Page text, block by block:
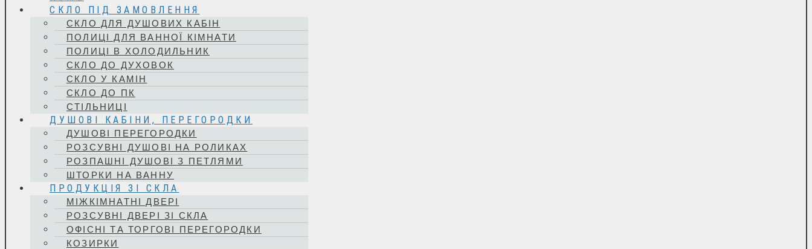
СКЛО ПІД ЗАМОВЛЕННЯ
СКЛО ДЛЯ ДУШОВИХ КАБІН
ПОЛИЦІ ДЛЯ ВАННОЇ КІМНАТИ
ПОЛИЦІ В ХОЛОДИЛЬНИК
СКЛО ДО ДУХОВОК
СКЛО У КАМІН
СКЛО ДО ПК
СТІЛЬНИЦІ
ДУШОВІ КАБІНИ, ПЕРЕГОРОДКИ
ДУШОВІ ПЕРЕГОРОДКИ
РОЗСУВНІ ДУШОВІ НА РОЛИКАХ
РОЗПАШНІ ДУШОВІ З ПЕТЛЯМИ
ШТОРКИ НА ВАННУ
ПРОДУКЦІЯ ЗІ СКЛА
МІЖКІМНАТНІ ДВЕРІ
РОЗСУВНІ ДВЕРІ ЗІ СКЛА
ОФІСНІ ТА ТОРГОВІ ПЕРЕГОРОДКИ
КОЗИРКИ